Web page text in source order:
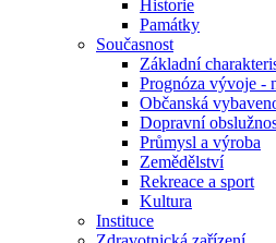
Historie
Památky
Současnost
Základní
Prognóza vývoje -
Občanská
Dopravní
Průmysl a výroba
Zemědělství
Rekreace a sport
Kultura
Instituce